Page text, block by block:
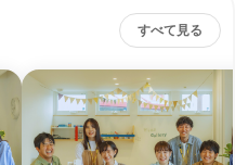
すべて見る